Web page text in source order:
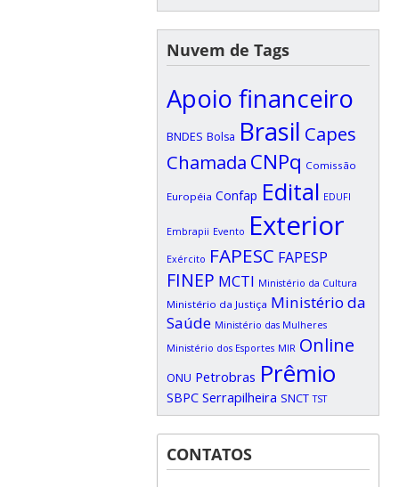
Nuvem de Tags
Apoio financeiro
BNDES Bolsa Brasil Capes
Chamada CNPq Comissão
Européia Confap Edital EDUFI
Embrapii Evento Exterior
Exército FAPESC FAPESP
FINEP MCTI Ministério da Cultura
Ministério da Justiça Ministério da
Saúde Ministério das Mulheres
Ministério dos Esportes MIR Online
ONU Petrobras Prêmio
SBPC Serrapilheira SNCT TST
CONTATOS